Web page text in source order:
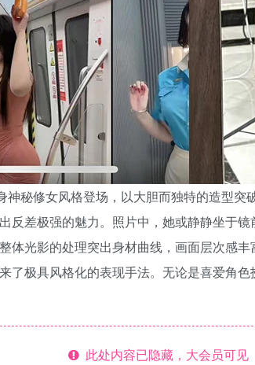
秘修女风格登场，以大胆而独特的造型
反差极强的魅力。照片中，她或静静坐于
体光影的处理突出身材曲线，画面层次感
了极具风格化的表现手法。无论是喜爱角
此处内容已隐藏，大会员可见